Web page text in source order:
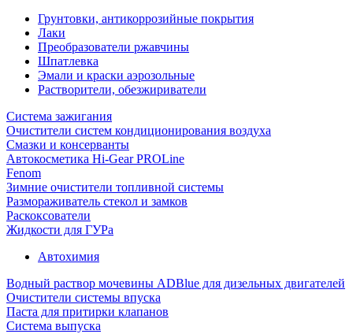
Грунтовки, антикоррозийные покрытия
Лаки
Преобразователи ржавчины
Шпатлевка
Эмали и краски аэрозольные
Растворители, обезжириватели
Система зажигания
Очистители систем кондиционирования воздуха
Смазки и консерванты
Автокосметика Hi-Gear PROLine
Fenom
Зимние очистители топливной системы
Размораживатель стекол и замков
Раскоксователи
Жидкости для ГУРа
Автохимия
Водный раствор мочевины ADBlue для дизельных двигателей
Очистители системы впуска
Паста для притирки клапанов
Система выпуска